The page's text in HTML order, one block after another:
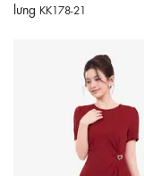
lưng KK178-21